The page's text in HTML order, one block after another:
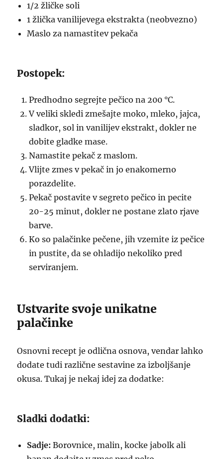
1/2 žličke soli
1 žlička vanilijevega ekstrakta (neobvezno)
Maslo za namastitev pekača
Postopek:
Predhodno segrejte pečico na 200 °C.
V veliki skledi zmešajte moko, mleko, jajca,
sladkor, sol in vanilijev ekstrakt, dokler ne
dobite gladke mase.
Namastite pekač z maslom.
Vlijte zmes v pekač in jo enakomerno
porazdelite.
Pekač postavite v segreto pečico in pecite
20-25 minut, dokler ne postane zlato rjave
barve.
Ko so palačinke pečene, jih vzemite iz pečice
in pustite, da se ohladijo nekoliko pred
serviranjem.
Ustvarite svoje unikatne
palačinke
Osnovni recept je odlična osnova, vendar lahko
dodate tudi različne sestavine za izboljšanje
okusa. Tukaj je nekaj idej za dodatke:
Sladki dodatki:
Sadje: Borovnice, malin, kocke jabolk ali